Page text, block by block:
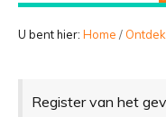
U bent hier: Home /
Register van het